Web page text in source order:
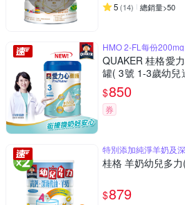
5 (14) 總銷量>50
HMO 2-FL每份200mg
QUAKER 桂格愛
罐( 3號 1-3歲幼兒
安心)
$850
券
特別添加純淨羊奶及
桂格 羊奶幼兒多
$879